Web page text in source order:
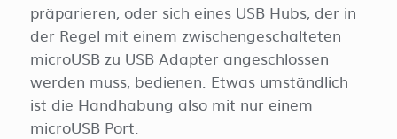
präparieren, oder sich eines USB Hubs, der in
der Regel mit einem zwischengeschalteten
microUSB zu USB Adapter angeschlossen
werden muss, bedienen. Etwas umständlich
ist die Handhabung also mit nur einem
microUSB Port.